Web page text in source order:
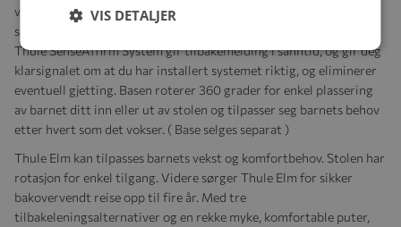
vår, noe som gjør det like enkelt å feste stolen på Thule Alfi-basen
som det er med Thule Maple. En digital skjerm integrert med vårt
Thule SenseAffirm System gir tilbakemelding i sanntid, og gir deg
klarsignalet om at du har installert systemet riktig, og eliminerer
eventuell gjetting. Basen roterer 360 grader for enkel plassering
av barnet ditt inn eller ut av stolen og tilpasser seg barnets behov
etter hvert som det vokser. ( Base selges separat )
Thule Elm kan tilpasses barnets vekst og komfortbehov. Stolen har
rotasjon for enkel tilgang. Videre sørger Thule Elm for sikker
bakovervendt reise opp til fire år. Med tre
tilbakeleningsalternativer og en rekke myke, komfortable puter,
VIS DETALJER